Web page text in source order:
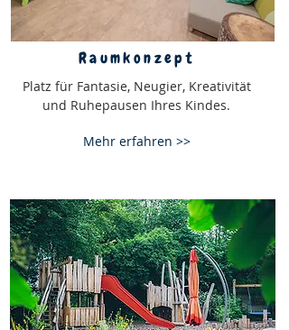
Raumkonzept
Platz für Fantasie, Neugier, Kreativität
und Ruhepausen Ihres Kindes.
Mehr erfahren >>